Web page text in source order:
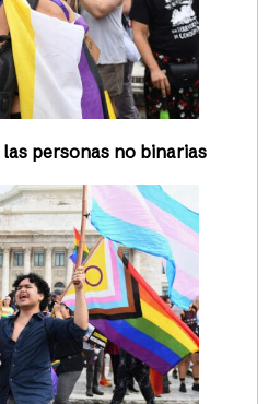
personas no binarias